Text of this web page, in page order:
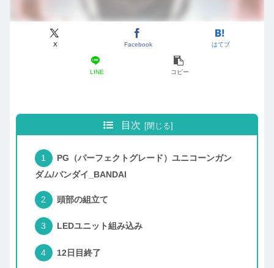
X Facebook はてブ
LINE コピー
目次
PG（パーフェクトグレード）ユニコーンガン
ダム/バンダイ_BANDAI
頭部の組立て
LEDユニット組み込み
12日目終了